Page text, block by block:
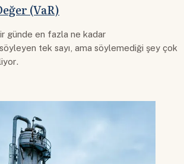
(VaR)
günde en fazla ne kadar
tek sayı, ama söylemediği şey çok